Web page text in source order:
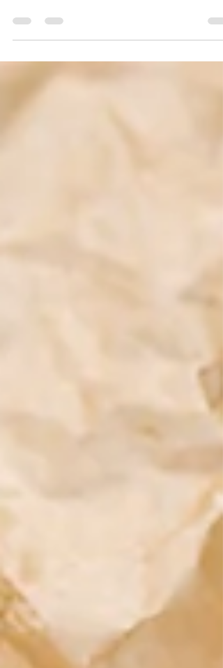
Schokolade macht seinem Namen alle Ehre.